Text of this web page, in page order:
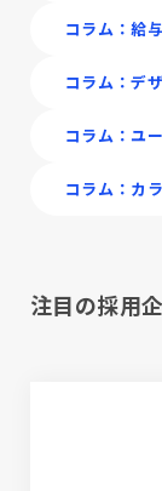
コラム：給
コラム：デ
コラム：ユ
コラム：カ
注目の採用